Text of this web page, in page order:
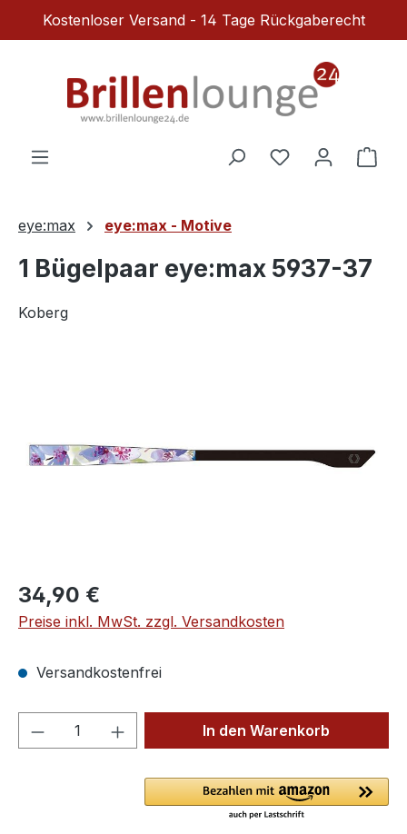
Zum Hauptinhalt springen
Kostenloser Versand - 14 Tage Rückgaberecht
Du hast 0
eye:max eye:max - Motive
1 Bügelpaar eye:max 5937-37
Koberg
Regulärer Preis:
34,90 €
Preise inkl. MwSt. zzgl. Versandkosten
Versandkostenfrei
Produkt Anzahl: Gib denIn den Warenkorb